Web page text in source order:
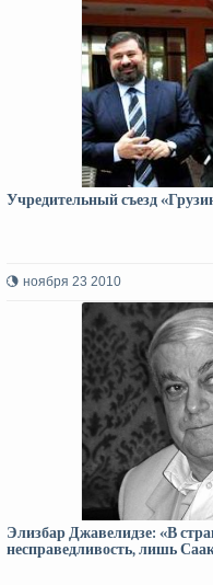
Учредительный съезд
ноября 23 2010
Элизбар Джавелидзе: «В
несправедливость, лишь